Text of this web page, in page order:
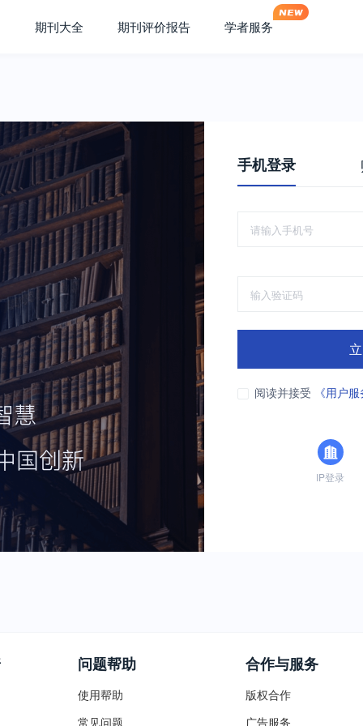
期刊大全 期刊评价报告 学者服务
手机登录
阅读并接受 《用户
IP登录
问题帮助
使用帮助
常见问题
合作与服务
版权合作
广告服务